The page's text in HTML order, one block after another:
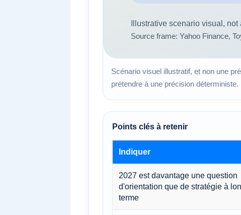
Scénario visuel illustratif, et non une
prétendre à une précision déterministe.
Points clés à retenir
Indiquer
2027 est davantage une question
d'orientation que de stratégie à
terme